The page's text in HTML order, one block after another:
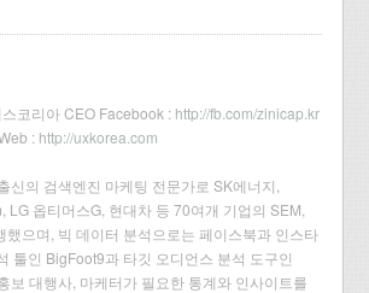
코리아 CEO Facebook : http://fb.com/zinicap.kr
: http://uxkorea.com
신의 검색엔진 마케팅 전문가로 SK에너지,
LG 옵티머스G, 현대차 등 70여개 기업의 SEM,
했으며, 빅 데이터 분석으로는 페이스북과 인스타
툴인 BigFoot9과 타깃 오디언스 분석 도구인
보 대행사, 마케터가 필요한 통계와 인사이트를